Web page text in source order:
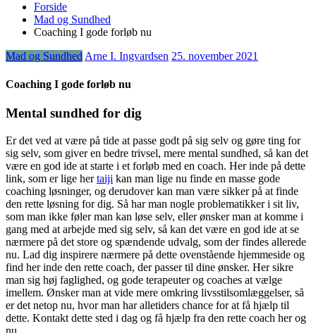
Forside
Mad og Sundhed
Coaching I gode forløb nu
Mad og SundhedArne I. Ingvardsen 25. november 2021
Coaching I gode forløb nu
Mental sundhed for dig
Er det ved at være på tide at passe godt på sig selv og gøre ting for
sig selv, som giver en bedre trivsel, mere mental sundhed, så kan det
være en god ide at starte i et forløb med en coach. Her inde på dette
link, som er lige hertaiji kan man lige nu finde en masse gode
coaching løsninger, og derudover kan man være sikker på at finde
den rette løsning for dig. Så har man nogle problematikker i sit liv,
som man ikke føler man kan løse selv, eller ønsker man at komme i
gang med at arbejde med sig selv, så kan det være en god ide at se
nærmere på det store og spændende udvalg, som der findes allerede
nu. Lad dig inspirere nærmere på dette ovenstående hjemmeside og
find her inde den rette coach, der passer til dine ønsker. Her sikre
man sig høj faglighed, og gode terapeuter og coaches at vælge
imellem. Ønsker man at vide mere omkring livsstilsomlæggelser, så
er det netop nu, hvor man har alletiders chance for at få hjælp til
dette. Kontakt dette sted i dag og få hjælp fra den rette coach her og
nu.